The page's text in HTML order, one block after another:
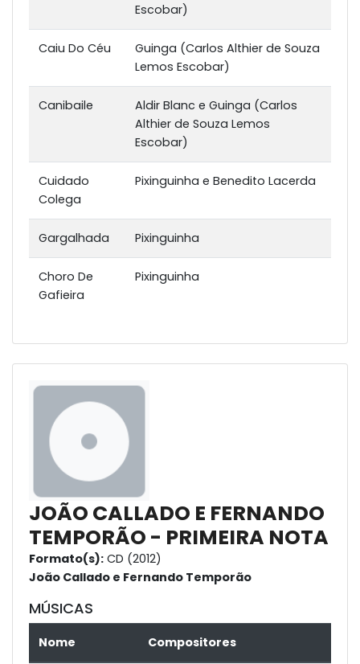
Escobar)
Caiu Do Céu
Guinga (Carlos Althier de Souza
Lemos Escobar)
Canibaile
Aldir Blanc e Guinga (Carlos
Althier de Souza Lemos
Escobar)
Cuidado
Colega
Pixinguinha e Benedito Lacerda
Gargalhada Pixinguinha
Choro De
Gafieira
Pixinguinha
JOÃO CALLADO E FERNANDO
TEMPORÃO - PRIMEIRA NOTA
Formato(s): CD (2012)
João Callado e Fernando Temporão
MÚSICAS
Nome Compositores